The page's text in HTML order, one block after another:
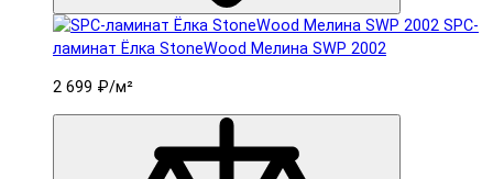
SPC-
ламинат Ëлка StoneWood Мелина SWP 2002
2 699 ₽/м²